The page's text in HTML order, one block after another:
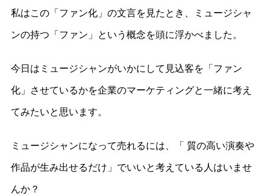
私はこの「ファン化」の文言を見たとき、ミュージシャ
ンの持つ「ファン」という概念を頭に浮かべました。
今日はミュージシャンがいかにして見込客を「ファン
化」させているかを企業のマーケティングと一緒に考え
てみたいと思います。
ミュージシャンになって売れるには、「 質の高い演奏や
作品が生み出せるだけ」でいいと考えている人はいませ
んか？